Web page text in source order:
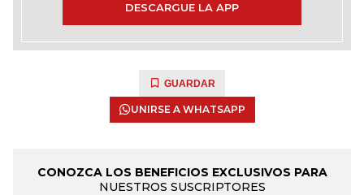
DESCARGUE LA APP
GUARDAR
UNIRSE A WHATSAPP
CONOZCA LOS BENEFICIOS EXCLUSIVOS PARA
NUESTROS SUSCRIPTORES